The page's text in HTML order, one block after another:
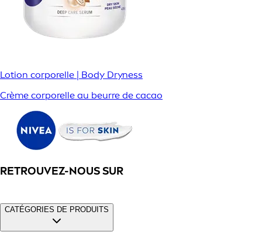
Lotion corporelle | Body Dryness
Crème corporelle au beurre de cacao
RETROUVEZ-NOUS SUR
CATÉGORIES DE PRODUITS